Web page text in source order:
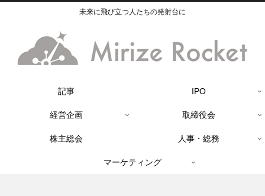
未来に飛び立つ人たちの発射台に
記事 IPO
経営企画 取締役会
株主総会 人事・総務
マーケティング